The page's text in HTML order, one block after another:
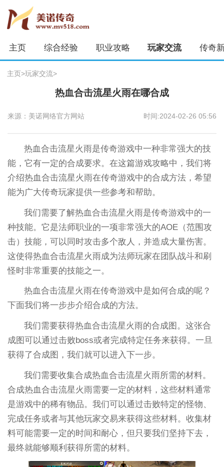
主页 综合经验 职业攻略 玩家交流 传奇
主页>玩家交流>
热血合击流星火雨在哪合成
来源：美诺网络官方网站 时间:2024-02-26 05:56
热血合击流星火雨是传奇游戏中一种非常强大的技
能，它有一定的合成要求。在这篇游戏攻略中，我们将
介绍热血合击流星火雨在传奇游戏中的合成方法，希望
能为广大传奇玩家提供一些参考和帮助。
我们需要了解热血合击流星火雨是传奇游戏中的一
种技能。它是法师职业的一项非常强大的AOE（范围攻
击）技能，可以同时攻击多个敌人，并造成大量伤害。
这使得热血合击流星火雨成为法师玩家在团队战斗和刷
怪时非常重要的技能之一。
热血合击流星火雨在传奇游戏中是如何合成的呢？
下面我们将一步步介绍合成的方法。
我们需要获得热血合击流星火雨的合成图。这张合
成图可以通过击败boss或者完成特定任务来获得。一旦
获得了合成图，我们就可以进入下一步。
我们需要收集合成热血合击流星火雨所需的材料。
合成热血合击流星火雨需要一定的材料，这些材料通常
是游戏中的稀有物品。我们可以通过击败特定的怪物、
完成任务或者与其他玩家交易来获得这些材料。收集材
料可能需要一定的时间和耐心，但只要我们坚持下去，
最终就能够顺利获得所需的材料。